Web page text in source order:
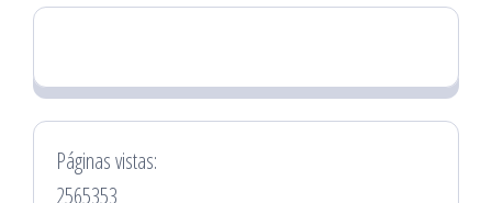
Páginas vistas:
2565353